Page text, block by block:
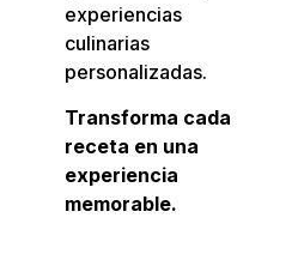
experiencias
culinarias
personalizadas.
Transforma cada
receta en una
experiencia
memorable.